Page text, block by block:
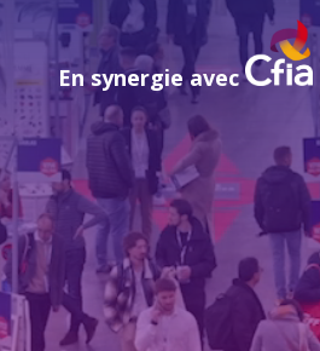
En synergie avec